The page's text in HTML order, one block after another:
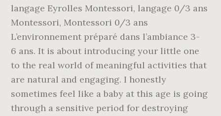
langage Eyrolles Montessori, langage 0/3 ans
Montessori, Montessori 0/3 ans
L’environnement préparé dans l’ambiance 3-
6 ans. It is about introducing your little one
to the real world of meaningful activities that
are natural and engaging. I honestly
sometimes feel like a baby at this age is going
through a sensitive period for destroying